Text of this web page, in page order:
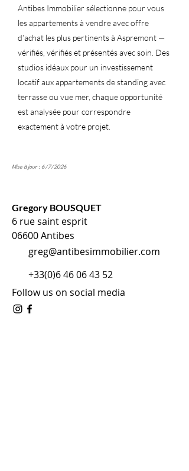
Antibes Immobilier sélectionne pour vous
les appartements à vendre avec offre
d’achat les plus pertinents à Aspremont —
vérifiés, vérifiés et présentés avec soin. Des
studios idéaux pour un investissement
locatif aux appartements de standing avec
terrasse ou vue mer, chaque opportunité
est analysée pour correspondre
exactement à votre projet.
Mise à jour : 6/7/2026
Gregory BOUSQUET
6 rue saint esprit
06600 Antibes
greg@antibesimmobilier.com
+33(0)6 46 06 43 52
Follow us on social media